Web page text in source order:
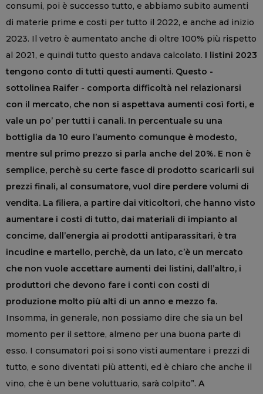
consumi, poi è successo tutto, e abbiamo subito aumenti
di materie prime e costi per tutto il 2022, e anche ad inizio
2023. Il vetro è aumentato anche di oltre 100% più rispetto
al 2021, e quindi tutto questo andava calcolato. I listini 2023
tengono conto di tutti questi aumenti. Questo -
sottolinea Raifer - comporta difficoltà nel relazionarsi
con il mercato, che non si aspettava aumenti così forti, e
vale un po’ per tutti i canali. In percentuale su una
bottiglia da 10 euro l’aumento comunque è modesto,
mentre sul primo prezzo si parla anche del 20%. E non è
semplice, perchè su certe fasce di prodotto scaricarli sui
prezzi finali, al consumatore, vuol dire perdere volumi di
vendita. La filiera, a partire dai viticoltori, che hanno visto
aumentare i costi di tutto, dai materiali di impianto al
concime, dall’energia ai prodotti antiparassitari, è tra
incudine e martello, perchè, da un lato, c’è un mercato
che non vuole accettare aumenti dei listini, dall’altro, i
produttori che devono fare i conti con costi di
produzione molto più alti di un anno e mezzo fa.
Insomma, in generale, non possiamo dire che sia un bel
momento per il settore, almeno per una buona parte di
esso. I consumatori poi si sono visti aumentare i prezzi di
tutto, e sono diventati più attenti, ed è chiaro che anche il
vino, che è un bene voluttuario, sarà colpito”. A